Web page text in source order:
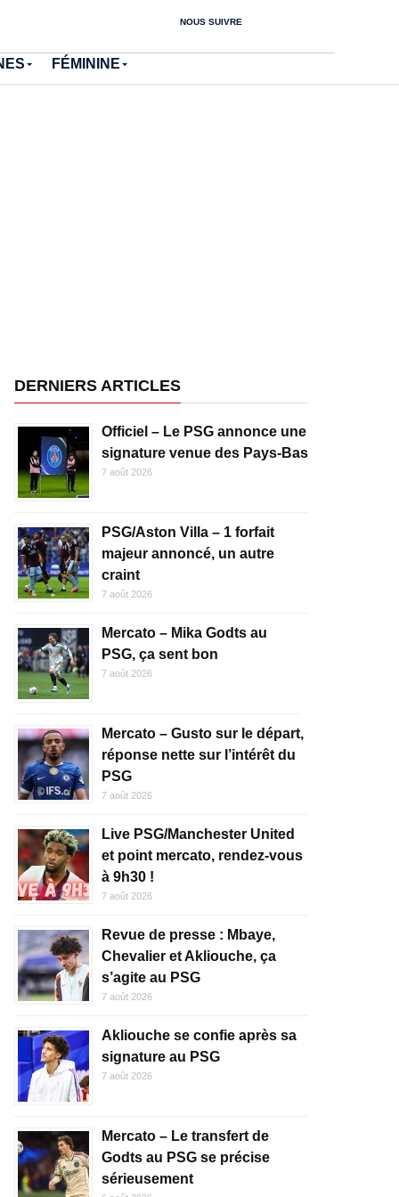
NOUS SUIVRE
FÉMININE
DERNIERS ARTICLES
Officiel – Le PSG annonce une
signature venue des Pays-Bas
7 août 2026
PSG/Aston Villa – 1 forfait
majeur annoncé, un autre
craint
7 août 2026
Mercato – Mika Godts au
PSG, ça sent bon
7 août 2026
Mercato – Gusto sur le départ,
réponse nette sur l’intérêt du
PSG
7 août 2026
Live PSG/Manchester United
et point mercato, rendez-vous
à 9h30 !
7 août 2026
Revue de presse : Mbaye,
Chevalier et Akliouche, ça
s’agite au PSG
7 août 2026
Akliouche se confie après sa
signature au PSG
7 août 2026
Mercato – Le transfert de
Godts au PSG se précise
sérieusement